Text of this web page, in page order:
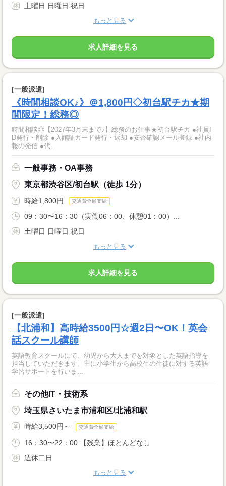
土曜日 日曜日 祝日
もっと見る
求人詳細を見る
[一般派遣]
《時間相談OK♪》＠1,800円◇初台駅チカ★期
間限定！総務◎
時間相談◎【2027年3月末まで♪】総務のお仕事★初台駅チカ ●社員I
D発行・削除 ●入館証カード発行・返却 ●安否確認メール登録 ●社内
報の発信 ●代...
一般事務・OA事務
東京都渋谷区/初台駅（徒歩 1分）
時給1,800円 交通費全額支給
09：30〜16：30（実働06：00、休憩01：00）...
土曜日 日曜日 祝日
もっと見る
求人詳細を見る
[一般派遣]
【北浦和】高時給3500円☆週2日〜OK！英会
話スクール講師
英語教育スクールにて、幼児から大人までを対象とした英語指導を
担当していただきます。主に小学生から高校生の生徒に対する英語
学習サポートを行いま...
その他IT・技術系
埼玉県さいたま市浦和区/北浦和駅
時給3,500円～ 交通費全額支給
16：30〜22：00 【残業】ほとんどなし
週休二日
もっと見る